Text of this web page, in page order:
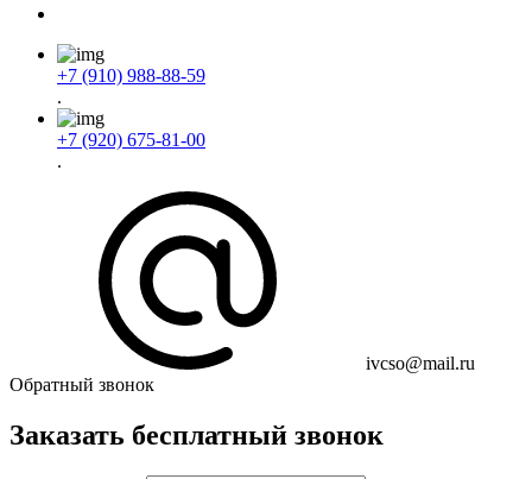
+7 (910) 988-88-59
.
+7 (920) 675-81-00
.
ivcso@mail.ru
Обратный звонок
Заказать бесплатный звонок